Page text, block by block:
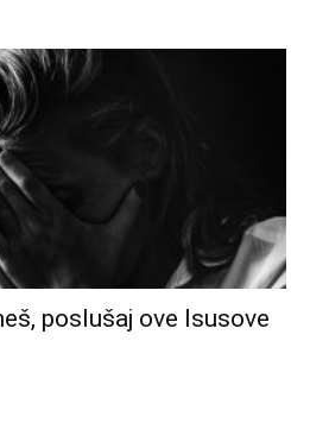
poslušaj ove Isusove